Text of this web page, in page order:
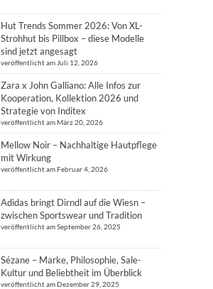
Hut Trends Sommer 2026: Von XL-
Strohhut bis Pillbox – diese Modelle
sind jetzt angesagt
veröffentlicht am Juli 12, 2026
Zara x John Galliano: Alle Infos zur
Kooperation, Kollektion 2026 und
Strategie von Inditex
veröffentlicht am März 20, 2026
Mellow Noir – Nachhaltige Hautpflege
mit Wirkung
veröffentlicht am Februar 4, 2026
Adidas bringt Dirndl auf die Wiesn –
zwischen Sportswear und Tradition
veröffentlicht am September 26, 2025
Sézane – Marke, Philosophie, Sale-
Kultur und Beliebtheit im Überblick
veröffentlicht am Dezember 29, 2025